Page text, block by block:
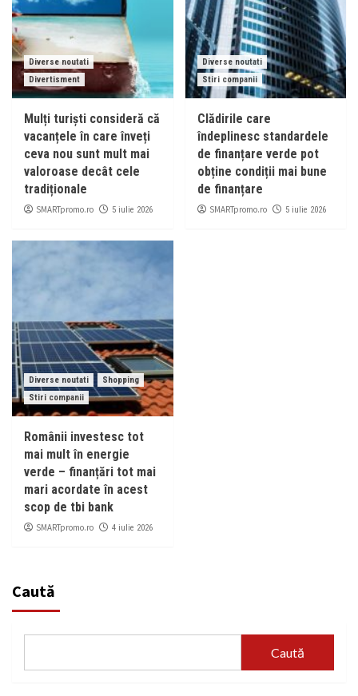
Diverse noutati
Divertisment
Mulți turiști consideră că
vacanțele în care înveți
ceva nou sunt mult mai
valoroase decât cele
tradiționale
SMARTpromo.ro 5 iulie 2026
Diverse noutati
Stiri companii
Clădirile care
îndeplinesc standardele
de finanțare verde pot
obține condiții mai bune
de finanțare
SMARTpromo.ro 5 iulie 2026
Diverse noutati
Shopping
Stiri companii
Românii investesc tot
mai mult în energie
verde – finanțări tot mai
mari acordate în acest
scop de tbi bank
SMARTpromo.ro 4 iulie 2026
Caută
Caută